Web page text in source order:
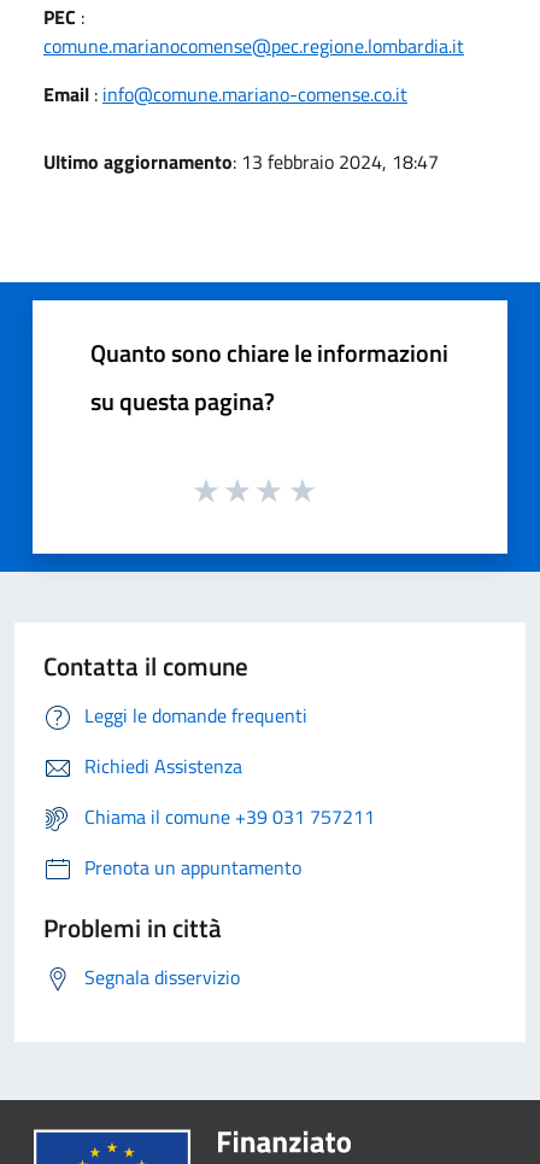
PEC :
comune.marianocomense@pec.regione.lombardia.it
Email : info@comune.mariano-comense.co.it
Ultimo aggiornamento: 13 febbraio 2024, 18:47
Quanto sono chiare le informazioni
su questa pagina?
Contatta il comune
Leggi le domande frequenti
Richiedi Assistenza
Chiama il comune +39 031 757211
Prenota un appuntamento
Problemi in città
Segnala disservizio